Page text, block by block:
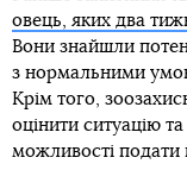
овець, яких два
Вони знайшли
з нормальними
Крім того,
оцінити ситуацію
можливості подати